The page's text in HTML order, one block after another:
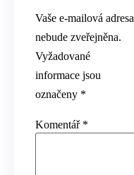
Vaše e-mailová adresa
nebude zveřejněna.
Vyžadované
informace jsou
označeny *
Komentář *